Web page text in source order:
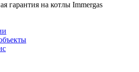
гарантия на котлы Immergas